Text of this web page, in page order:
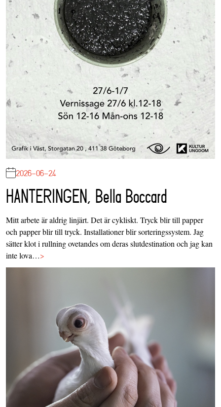
2026-06-24
HANTERINGEN, Bella Boccard
Mitt arbete är aldrig linjärt. Det är cykliskt. Tryck blir till papper
och papper blir till tryck. Installationer blir sorteringssystem. Jag
sätter klot i rullning ovetandes om deras slutdestination och jag kan
inte lova…>